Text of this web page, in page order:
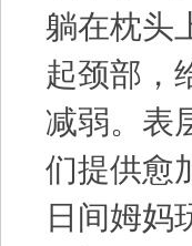
躺在枕头
起颈部，
减弱。表
们提供愈
日间姆妈